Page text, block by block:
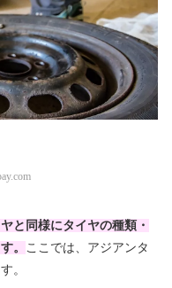
と同様にタイヤの種類・
。 ここでは、アジアンタ
。